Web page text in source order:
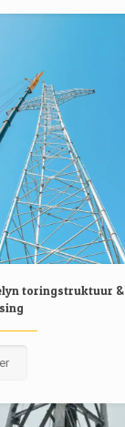
toringstruktuur &